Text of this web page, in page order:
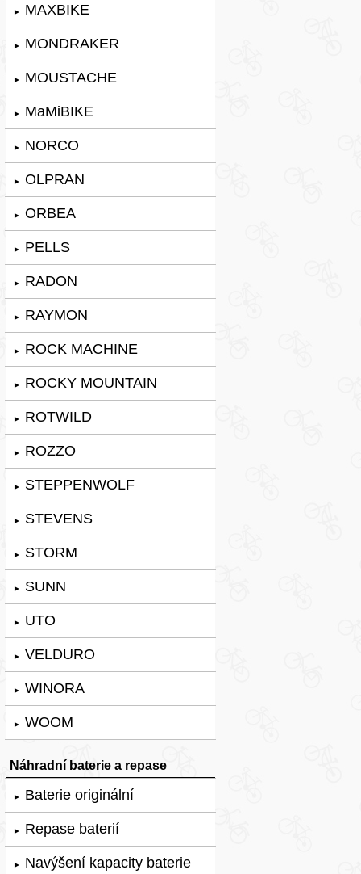
► MAXBIKE
► MONDRAKER
► MOUSTACHE
► MaMiBIKE
► NORCO
► OLPRAN
► ORBEA
► PELLS
► RADON
► RAYMON
► ROCK MACHINE
► ROCKY MOUNTAIN
► ROTWILD
► ROZZO
► STEPPENWOLF
► STEVENS
► STORM
► SUNN
► UTO
► VELDURO
► WINORA
► WOOM
Náhradní baterie a repase
► Baterie originální
► Repase baterií
► Navýšení kapacity baterie